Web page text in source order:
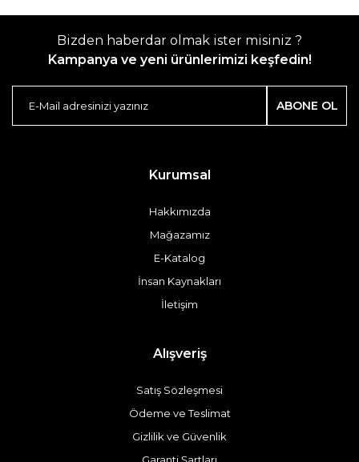
Bizden haberdar olmak ister misiniz ?
Kampanya ve yeni ürünlerimizi keşfedin!
ABONE OL
Kurumsal
Hakkımızda
Mağazamız
E-Katalog
İnsan Kaynakları
İletişim
Alışveriş
Satış Sözleşmesi
Ödeme ve Teslimat
Gizlilik ve Güvenlik